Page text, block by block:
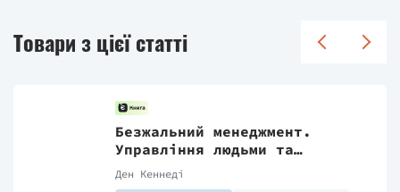
Товари з цієї статті
Безжальний менеджмент.
Управління людьми та
прибутком. Друге видання
Ден Кеннеді